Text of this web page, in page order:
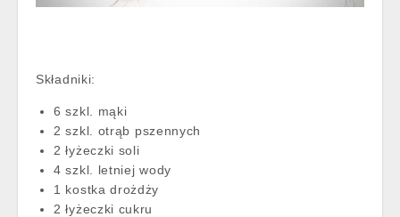
Składniki:
6 szkl. mąki
2 szkl. otrąb pszennych
2 łyżeczki soli
4 szkl. letniej wody
1 kostka drożdży
2 łyżeczki cukru